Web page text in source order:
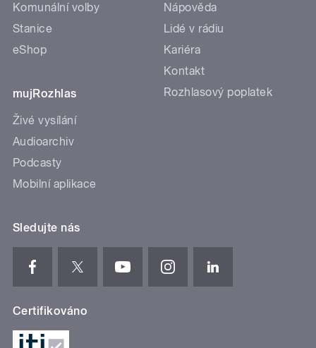
Komunální volby
Stanice
eShop
mujRozhlas
Živé vysílání
Audioarchiv
Podcasty
Mobilní aplikace
Nápověda
Lidé v rádiu
Kariéra
Kontakt
Rozhlasový poplatek
Sledujte nás
Certifikováno